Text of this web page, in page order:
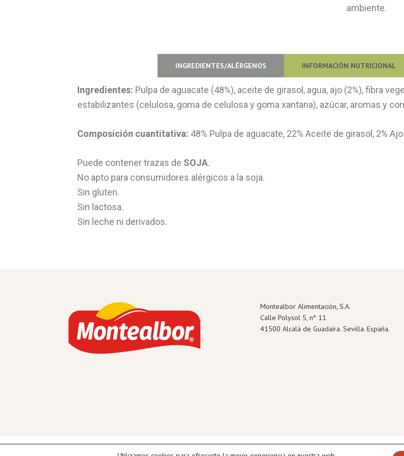
ambiente.
INGREDIENTES/ALÉRGENOS INFORMACIÓN NUTRICIONAL
Ingredientes: Pulpa de aguacate (48%), aceite de girasol, agua, ajo (2%), fibra
estabilizantes (celulosa, goma de celulosa y goma xantana), azúcar, aromas y
Composición cuantitativa: 48% Pulpa de aguacate, 22% Aceite de girasol, 2%
Puede contener trazas de SOJA.
No apto para consumidores alérgicos a la soja.
Sin gluten.
Sin lactosa.
Sin leche ni derivados.
Montealbor Alimentación, S.A.
Calle Polysol 5, nº 11
41500 Alcalá de Guadaíra. Sevilla. España.